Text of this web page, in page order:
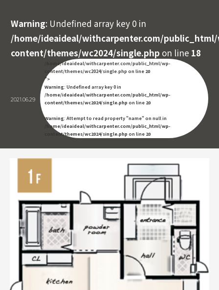
Warning: Undefined array key 0 in
/home/ideaideal/withcarpenter.com/
content/themes/wc2024/single.php on line 18
2021.06.29
/home/ideaideal/withcarpenter.com/public_html/wp-
content/themes/wc2024/single.php on line 20
">
Warning: Undefined array key 0 in
/home/ideaideal/withcarpenter.com/public_html/wp-
content/themes/wc2024/single.php on line 20
Warning: Attempt to read property "name" on null in
/home/ideaideal/withcarpenter.com/public_html/wp-
content/themes/wc2024/single.php on line 20